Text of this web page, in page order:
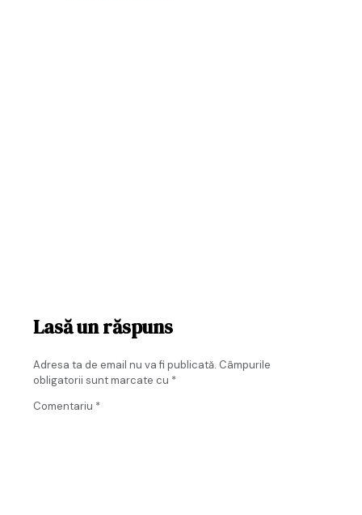
Lasă un răspuns
Adresa ta de email nu va fi publicată. Câmpurile
obligatorii sunt marcate cu *
Comentariu *